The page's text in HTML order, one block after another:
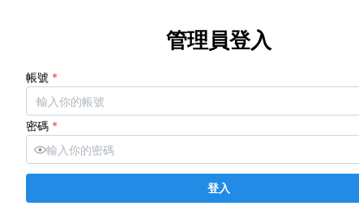
管理員登入
帳號 *
密碼 *
登入